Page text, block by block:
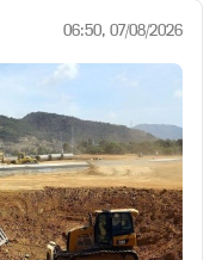
06:50, 07/08/2026